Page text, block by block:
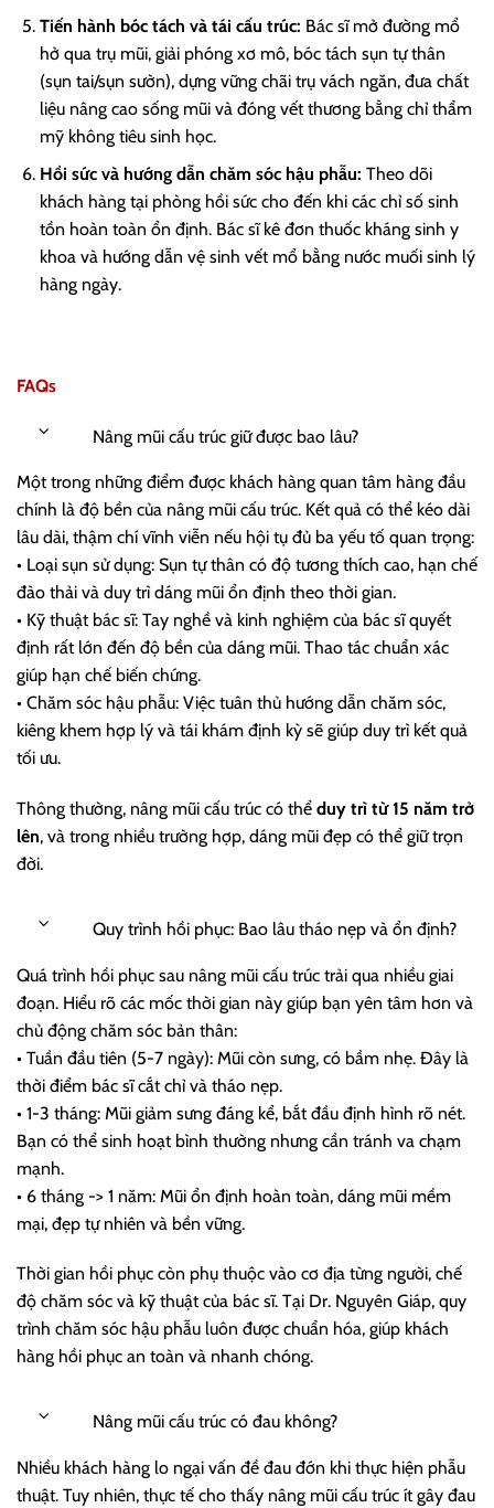
Tiến hành bóc tách và tái cấu trúc: Bác sĩ mở đường mổ
hở qua trụ mũi, giải phóng xơ mô, bóc tách sụn tự thân
(sụn tai/sụn sườn), dựng vững chãi trụ vách ngăn, đưa chất
liệu nâng cao sống mũi và đóng vết thương bằng chỉ thẩm
mỹ không tiêu sinh học.
Hồi sức và hướng dẫn chăm sóc hậu phẫu: Theo dõi
khách hàng tại phòng hồi sức cho đến khi các chỉ số sinh
tồn hoàn toàn ổn định. Bác sĩ kê đơn thuốc kháng sinh y
khoa và hướng dẫn vệ sinh vết mổ bằng nước muối sinh lý
hàng ngày.
FAQs
Nâng mũi cấu trúc giữ được bao lâu?
Một trong những điểm được khách hàng quan tâm hàng đầu
chính là độ bền của nâng mũi cấu trúc. Kết quả có thể kéo dài
lâu dài, thậm chí vĩnh viễn nếu hội tụ đủ ba yếu tố quan trọng:
• Loại sụn sử dụng: Sụn tự thân có độ tương thích cao, hạn chế
đào thải và duy trì dáng mũi ổn định theo thời gian.
• Kỹ thuật bác sĩ: Tay nghề và kinh nghiệm của bác sĩ quyết
định rất lớn đến độ bền của dáng mũi. Thao tác chuẩn xác
giúp hạn chế biến chứng.
• Chăm sóc hậu phẫu: Việc tuân thủ hướng dẫn chăm sóc,
kiêng khem hợp lý và tái khám định kỳ sẽ giúp duy trì kết quả
tối ưu.
Thông thường, nâng mũi cấu trúc có thể duy trì từ 15 năm trở
lên, và trong nhiều trường hợp, dáng mũi đẹp có thể giữ trọn
đời.
Quy trình hồi phục: Bao lâu tháo nẹp và ổn định?
Quá trình hồi phục sau nâng mũi cấu trúc trải qua nhiều giai
đoạn. Hiểu rõ các mốc thời gian này giúp bạn yên tâm hơn và
chủ động chăm sóc bản thân:
• Tuần đầu tiên (5-7 ngày): Mũi còn sưng, có bầm nhẹ. Đây là
thời điểm bác sĩ cắt chỉ và tháo nẹp.
• 1-3 tháng: Mũi giảm sưng đáng kể, bắt đầu định hình rõ nét.
Bạn có thể sinh hoạt bình thường nhưng cần tránh va chạm
mạnh.
• 6 tháng -> 1 năm: Mũi ổn định hoàn toàn, dáng mũi mềm
mại, đẹp tự nhiên và bền vững.
Thời gian hồi phục còn phụ thuộc vào cơ địa từng người, chế
độ chăm sóc và kỹ thuật của bác sĩ. Tại Dr. Nguyên Giáp, quy
trình chăm sóc hậu phẫu luôn được chuẩn hóa, giúp khách
hàng hồi phục an toàn và nhanh chóng.
Nâng mũi cấu trúc có đau không?
Nhiều khách hàng lo ngại vấn đề đau đớn khi thực hiện phẫu
thuật. Tuy nhiên, thực tế cho thấy nâng mũi cấu trúc ít gây đau